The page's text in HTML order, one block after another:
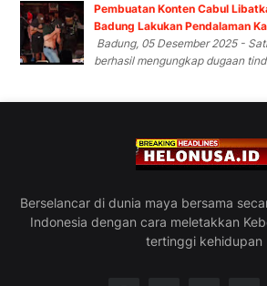
Pembuatan Konten Cabul
Badung Lakukan Pendalaman
Badung, 05 Desember 2025 -
berhasil mengungkap dugaan
Berselancar di dunia maya bersama
Indonesia dengan cara meletakkan
tertinggi kehidupan